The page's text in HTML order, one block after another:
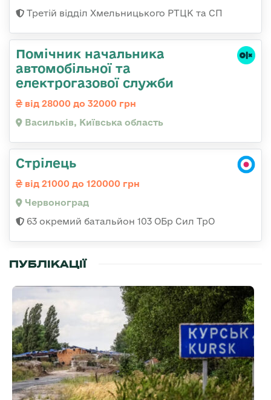
Третій відділ Хмельницького РТЦК та СП
Помічник начальника
автомобільної та
електрогазової служби
від 28000 до 32000 грн
Васильків, Київська область
Стрілець
від 21000 до 120000 грн
Червоноград
63 окремий батальйон 103 ОБр Сил ТрО
ПУБЛІКАЦІЇ